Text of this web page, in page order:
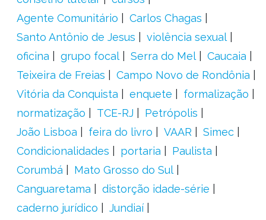
Agente Comunitário
Carlos Chagas
Santo Antônio de Jesus
violência sexual
oficina
grupo focal Serra do Mel
Caucaia
Teixeira de Freias
Campo Novo de Rondônia
Vitória da Conquista
enquete
formalização
normatização
TCE-RJ
Petrópolis
João Lisboa
feira do livro VAAR
Simec
Condicionalidades
portaria
Paulista
Corumbá
Mato Grosso do Sul
Canguaretama
distorção idade-série
caderno jurídico
Jundiaí